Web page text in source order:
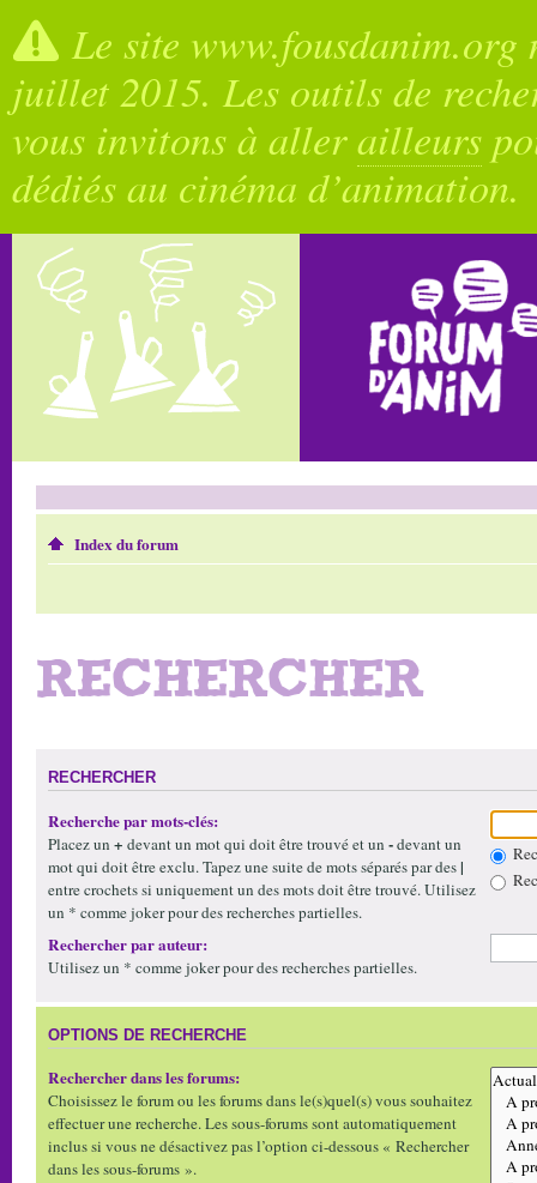
Le site
juillet 2015. Les outils de
vous invitons à allerailleurs
dédiés au cinéma d’animation.
Index du forum
RECHERCHER
RECHERCHER
Recherche par mots-clés:
Placez un + devant un mot qui doit être trouvé et un -devant un
mot qui doit être exclu. Tapez une suite de mots séparés par des|
entre crochets si uniquement un des mots doit être trouvé. Utilisez
un * comme joker pour des recherches partielles.
Rechercher par auteur:
Utilisez un * comme joker pour des recherches partielles.
OPTIONS DE RECHERCHE
Rechercher dans les forums:
Choisissez le forum ou les forums dans le(s)quel(s) vous souhaitez
effectuer une recherche. Les sous-forums sont automatiquement
inclus si vous ne désactivez pas l’option ci-dessous « Rechercher
dans les sous-forums ».